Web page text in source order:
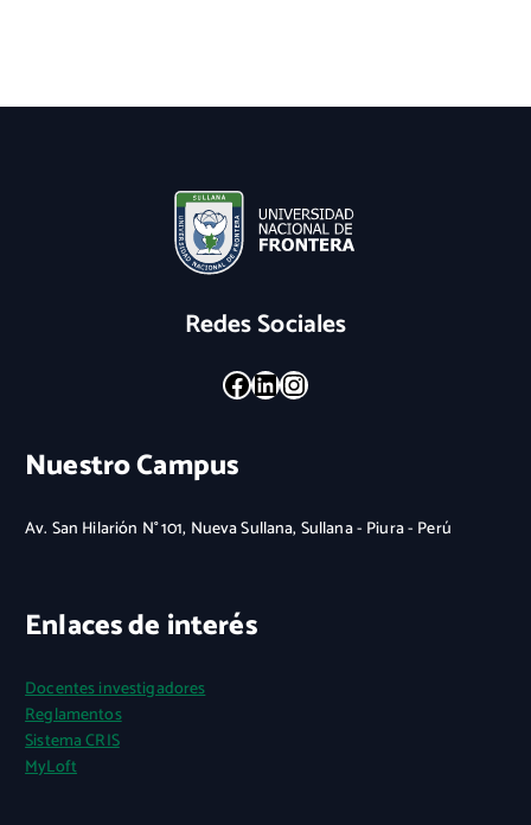
Redes Sociales
Facebook LinkedIn Instagram
Nuestro Campus
Av. San Hilarión N° 101, Nueva Sullana, Sullana - Piura - Perú
Enlaces de interés
Docentes investigadores
Reglamentos
Sistema CRIS
MyLoft